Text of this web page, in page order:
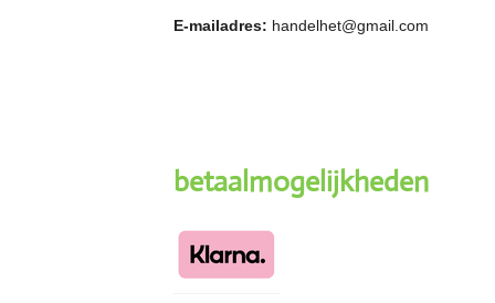
E-mailadres: handelhet@gmail.com
betaalmogelijkheden